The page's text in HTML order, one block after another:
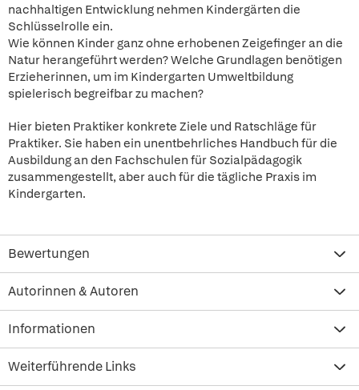
nachhaltigen Entwicklung nehmen Kindergärten die
Schlüsselrolle ein.
Wie können Kinder ganz ohne erhobenen Zeigefinger an die
Natur herangeführt werden? Welche Grundlagen benötigen
Erzieherinnen, um im Kindergarten Umweltbildung
spielerisch begreifbar zu machen?
Hier bieten Praktiker konkrete Ziele und Ratschläge für
Praktiker. Sie haben ein unentbehrliches Handbuch für die
Ausbildung an den Fachschulen für Sozialpädagogik
zusammengestellt, aber auch für die tägliche Praxis im
Kindergarten.
Bewertungen
Autorinnen & Autoren
Informationen
Weiterführende Links